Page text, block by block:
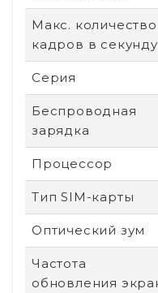
Макс. количество
кадров в секунду
Серия
Беспроводная
зарядка
Процессор
Тип SIM-карты
Оптический зум
Частота
обновления